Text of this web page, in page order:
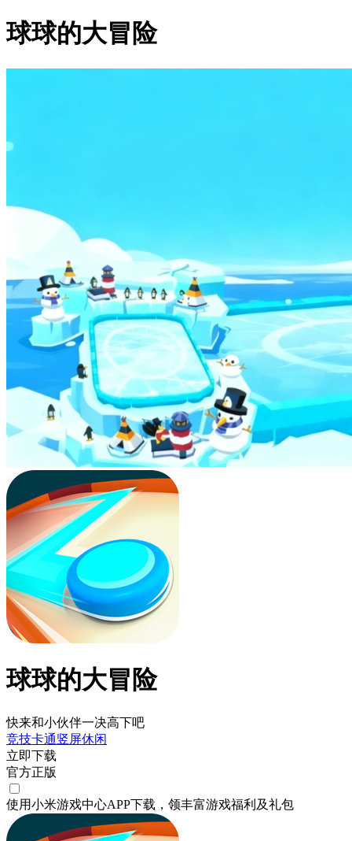
球球的大冒险
球球的大冒险
快来和小伙伴一决高下吧
竞技卡通竖屏休闲
立即下载
官方正版
使用小米游戏中心APP下载 ，领丰富游戏福利 及礼包